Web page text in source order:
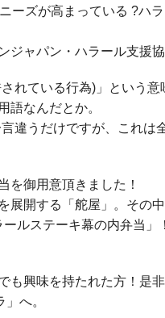
ーズが高まっている ?ハ
ジャパン・ハラール支援
されている行為)」という
語なんだとか。
違うだけですが、これ
を御用意頂きました！
展開する「舵屋」。その
ルステーキ幕の内弁当
も興味を持たれた方！是
へ。